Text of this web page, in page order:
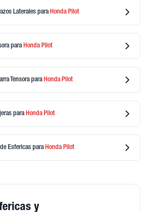
Laterales para HondaPilot
para HondaPilot
Tensorapara HondaPilot
para HondaPilot
Esfericas para HondaPilot
y